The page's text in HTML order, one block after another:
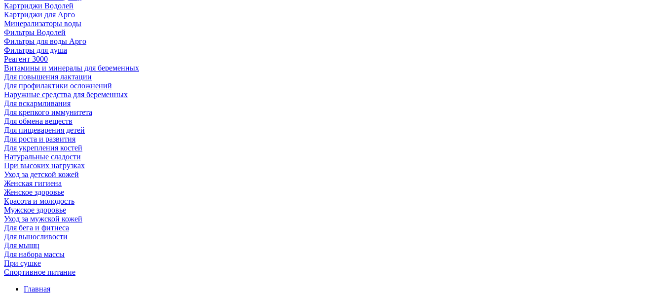
Картриджи Водолей
Картриджи для Арго
Минерализаторы воды
Фильтры Водолей
Фильтры для воды Арго
Фильтры для душа
Реагент 3000
Витамины и минералы для беременных
Для повышения лактации
Для профилактики осложнений
Наружные средства для беременных
Для вскармливания
Для крепкого иммунитета
Для обмена веществ
Для пищеварения детей
Для роста и развития
Для укрепления костей
Натуральные сладости
При высоких нагрузках
Уход за детской кожей
Женская гигиена
Женское здоровье
Красота и молодость
Мужское здоровье
Уход за мужской кожей
Для бега и фитнеса
Для выносливости
Для мышц
Для набора массы
При сушке
Спортивное питание
Главная